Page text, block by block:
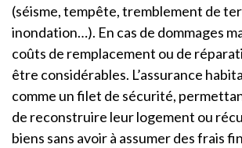
(séisme, tempête, tremblement de
inondation…). En cas de dommages
coûts de remplacement ou de
être considérables. L’assurance
comme un filet de sécurité,
de reconstruire leur logement ou
biens sans avoir à assumer des frais